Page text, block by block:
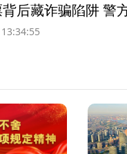
后藏诈骗陷阱 警